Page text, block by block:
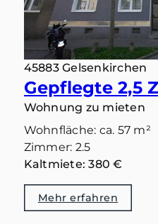
45883 Gelsenkirchen
Wohnung zu mieten
Wohnfläche: ca. 57 m²
Zimmer: 2.5
Kaltmiete: 380 €
Mehr erfahren